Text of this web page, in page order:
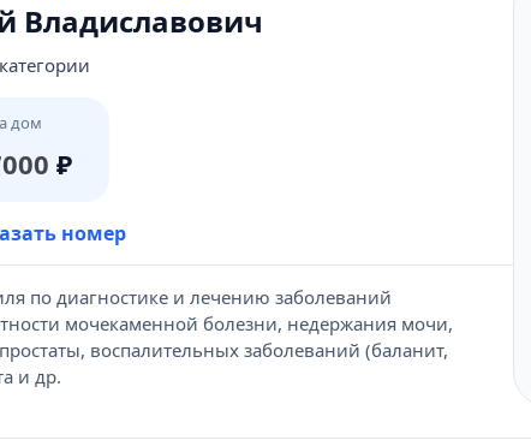
Владиславович
дом
₽
69-47номер
по диагностике и лечению заболеваний
мочекаменной болезни, недержания мочи,
воспалительных заболеваний (баланит,
и др.